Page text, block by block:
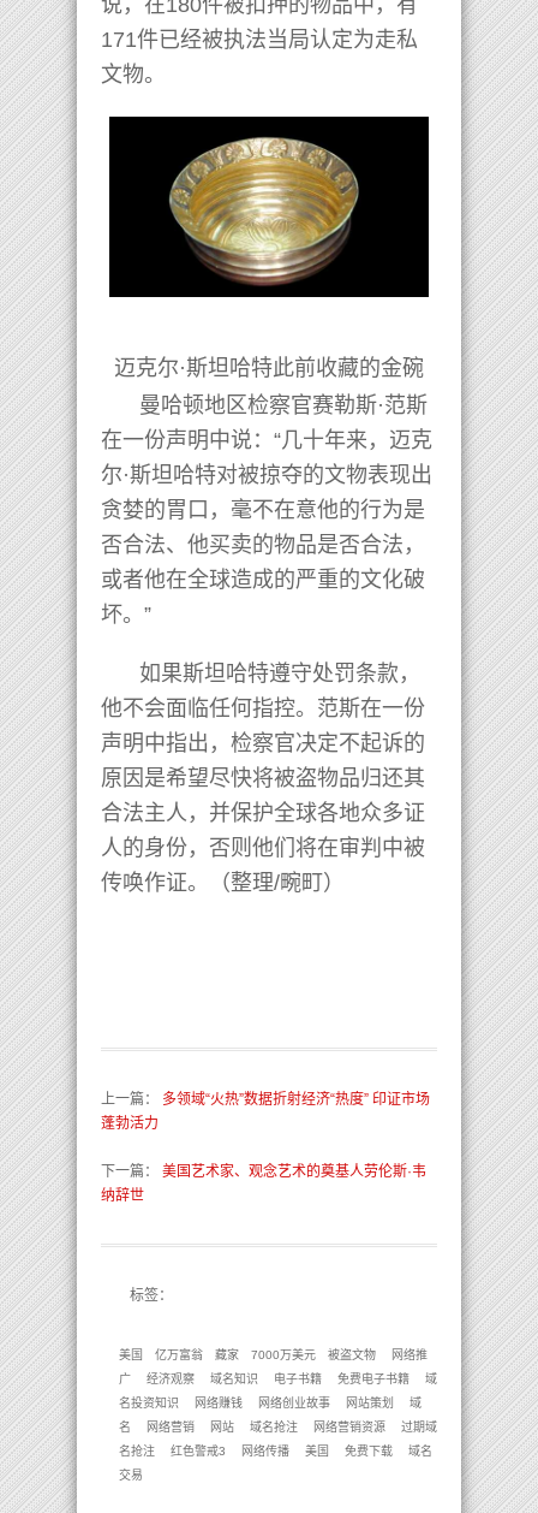
说，在180件被扣押的物品中，有
171件已经被执法当局认定为走私
文物。
迈克尔·斯坦哈特此前收藏的金碗
曼哈顿地区检察官赛勒斯·范斯
在一份声明中说：“几十年来，迈克
尔·斯坦哈特对被掠夺的文物表现出
贪婪的胃口，毫不在意他的行为是
否合法、他买卖的物品是否合法，
或者他在全球造成的严重的文化破
坏。”
如果斯坦哈特遵守处罚条款，
他不会面临任何指控。范斯在一份
声明中指出，检察官决定不起诉的
原因是希望尽快将被盗物品归还其
合法主人，并保护全球各地众多证
人的身份，否则他们将在审判中被
传唤作证。（整理/畹町）
上一篇 ： 多领域“火热”数据折射经济“热度” 印证市场
蓬勃活力
下一篇 ： 美国艺术家、观念艺术的奠基人劳伦斯·韦
纳辞世
标签：
美国 亿万富翁 藏家 7000万美元 被盗文物
网络推
广
经济观察 域名知识 电子书籍 免费电子书籍
域
名投资知识
网络赚钱 网络创业故事 网站策划
域
名
网络营销 网站 域名抢注 网络营销资源
过期域
名抢注
红色警戒3 网络传播 美国 免费下载
域名
交易